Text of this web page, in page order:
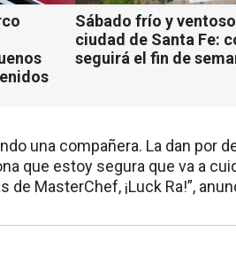
Sábado frío y
ciudad de Santa Fe:
seguirá el fin de
una compañera. La dan por
que estoy segura que va a
de MasterChef, ¡Luck Ra!”,